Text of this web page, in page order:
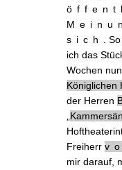
sich
.
ich das
Wochen
Königlichen
der Herren
Freiherr
mir darauf,